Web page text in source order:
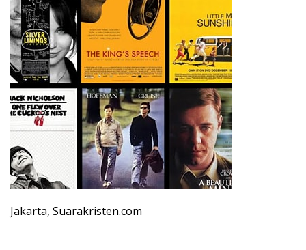
​Jakarta, Suarakristen.com